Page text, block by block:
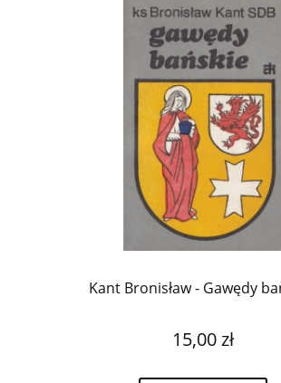
Kant Bronisław - Gawędy
15,00 zł